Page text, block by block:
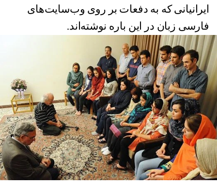
ایرانیانی که به دفعات بر روی وب‌سایت‌های
فارسی زبان در این باره نوشته‌اند.